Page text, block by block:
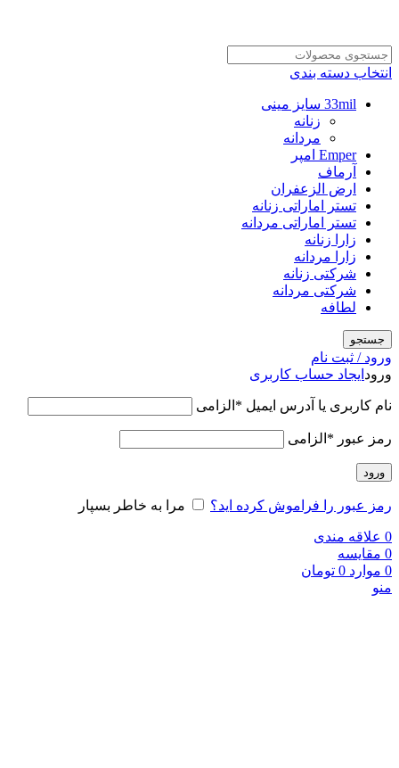
انتخاب دسته بندی
33mil سایز مینی
زنانه
مردانه
Emper امپر
آرماف
ارض الزعفران
تستر اماراتی زنانه
تستر اماراتی مردانه
زارا زنانه
زارا مردانه
شرکتی زنانه
شرکتی مردانه
لطافه
جستجو
ورود / ثبت نام
ورود ایجاد حساب کاربری
نام کاربری یا آدرس ایمیل * الزامی
رمز عبور * الزامی
ورود
رمز عبور را فراموش کرده اید؟ مرا به خاطر بسپار
0 علاقه مندی
0 مقایسه
0 موارد 0 تومان
منو